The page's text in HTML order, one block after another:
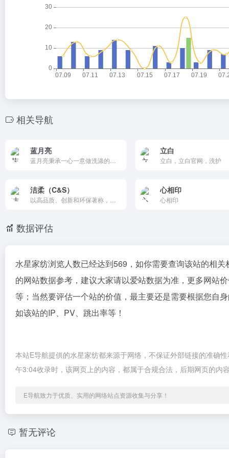
相关导航
蓝月亮 立白
立白，立白官网，洗护
洁柔（C&S） 心相印
心相印
数据评估
水星家纺浏览人数已经达到569，如你需要查询该站的相
的网站数据参考，建议大家请以爱站数据为准，更多网站
等；当然要评估一个站的价值，最主要还是需要根据您自
如该站的IP、PV、跳出率等！
本站E导航提供的水星家纺都来源于网络，不保证外部链接的准确
午3:04收录时，该网页上的内容，都属于合规合法，后期网页的
E导航致力于优质、实用的网络站点资源收集与分享！
暂无评论